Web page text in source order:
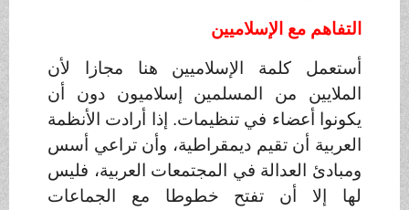
التفاهم مع الإسلاميين
أستعمل كلمة الإسلاميين هنا مجازا لأن
الملايين من المسلمين إسلاميون دون أن
يكونوا أعضاء في تنظيمات. إذا أرادت الأنظمة
العربية أن تقيم ديمقراطية، وأن تراعي أسس
ومبادئ العدالة في المجتمعات العربية، فليس
لها إلا أن تفتح خطوطا مع الجماعات